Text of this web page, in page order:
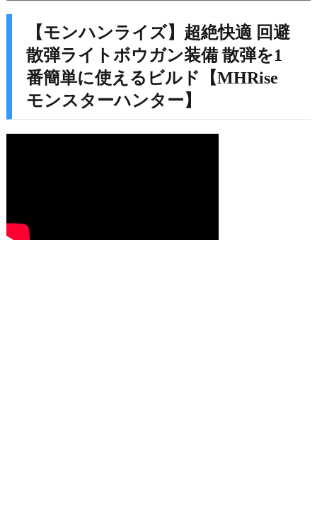
【モンハンライズ】超絶快適 回避
散弾ライトボウガン装備 散弾を1
番簡単に使えるビルド【MHRise
モンスターハンター】